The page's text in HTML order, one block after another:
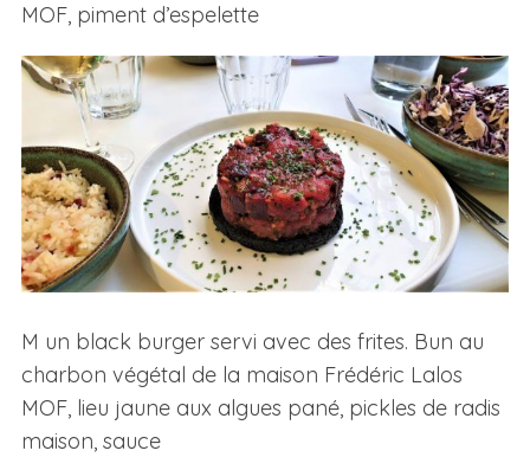
MOF, piment d’espelette
M un black burger servi avec des frites. Bun au
charbon végétal de la maison Frédéric Lalos
MOF, lieu jaune aux algues pané, pickles de radis
maison, sauce
r
c
f
r
: